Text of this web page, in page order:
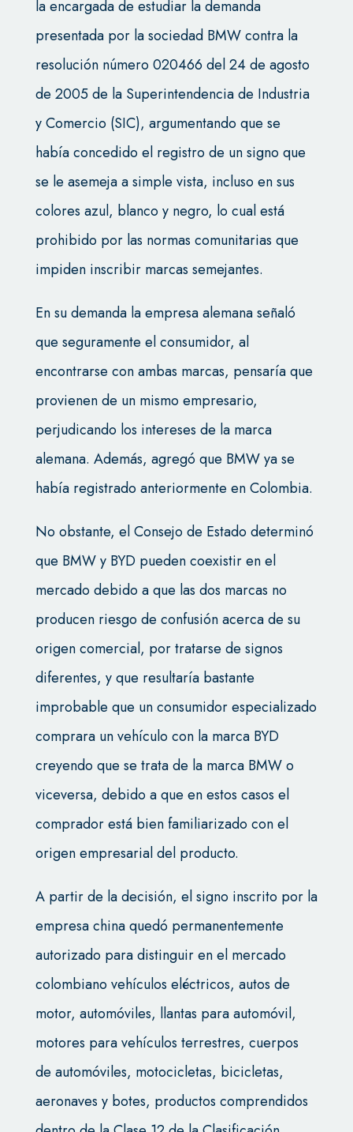
la encargada de estudiar la demanda
presentada por la sociedad BMW contra la
resolución número 020466 del 24 de agosto
de 2005 de la Superintendencia de Industria
y Comercio (SIC), argumentando que se
había concedido el registro de un signo que
se le asemeja a simple vista, incluso en sus
colores azul, blanco y negro, lo cual está
prohibido por las normas comunitarias que
impiden inscribir marcas semejantes.
En su demanda la empresa alemana señaló
que seguramente el consumidor, al
encontrarse con ambas marcas, pensaría que
provienen de un mismo empresario,
perjudicando los intereses de la marca
alemana. Además, agregó que BMW ya se
había registrado anteriormente en Colombia.
No obstante, el Consejo de Estado determinó
que BMW y BYD pueden coexistir en el
mercado debido a que las dos marcas no
producen riesgo de confusión acerca de su
origen comercial, por tratarse de signos
diferentes, y que resultaría bastante
improbable que un consumidor especializado
comprara un vehículo con la marca BYD
creyendo que se trata de la marca BMW o
viceversa, debido a que en estos casos el
comprador está bien familiarizado con el
origen empresarial del producto.
A partir de la decisión, el signo inscrito por la
empresa china quedó permanentemente
autorizado para distinguir en el mercado
colombiano vehículos eléctricos, autos de
motor, automóviles, llantas para automóvil,
motores para vehículos terrestres, cuerpos
de automóviles, motocicletas, bicicletas,
aeronaves y botes, productos comprendidos